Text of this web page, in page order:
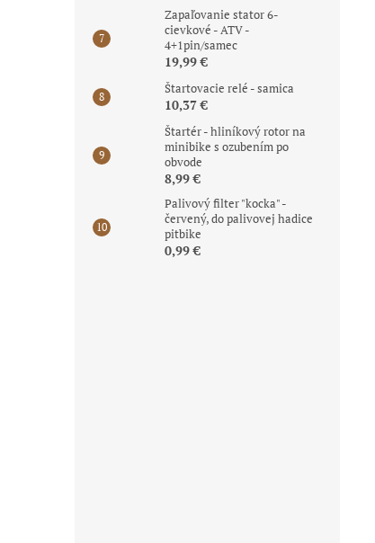
Zapaľovanie stator 6-
cievkové - ATV -
4+1pin/samec
19,99 €
Štartovacie relé - samica
10,37 €
Štartér - hliníkový rotor na
minibike s ozubením po
obvode
8,99 €
Palivový filter "kocka" -
červený, do palivovej hadice
pitbike
0,99 €